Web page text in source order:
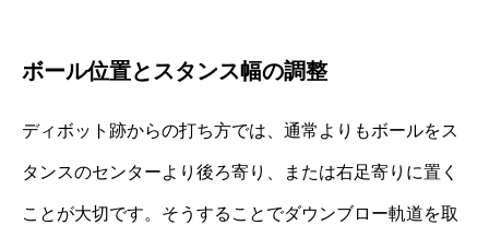
ボール位置とスタンス幅の調整
ディボット跡からの打ち方では、通常よりもボールをス
タンスのセンターより後ろ寄り、または右足寄りに置く
ことが大切です。そうすることでダウンブロー軌道を取